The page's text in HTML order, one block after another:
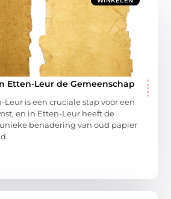
Etten-Leur de Gemeenschap
is een cruciale stap voor een
en in Etten-Leur heeft de
benadering van oud papier